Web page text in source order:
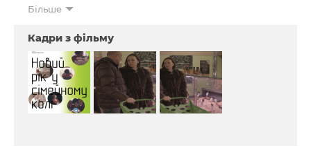
Фільм входить до альманаху короткометражних
Більше
Кадри з фільму